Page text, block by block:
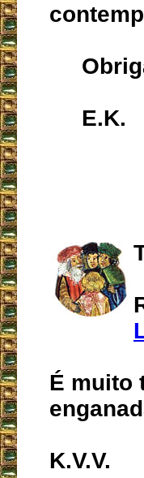
E.K.
É muito
K.V.V.